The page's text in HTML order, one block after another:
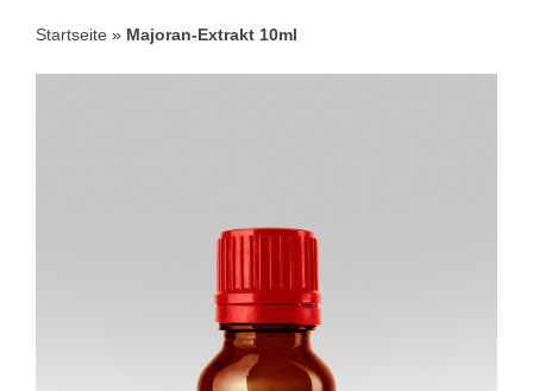
Startseite » Majoran-Extrakt 10ml